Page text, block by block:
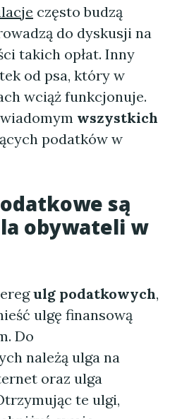
często budzą
do dyskusji na
takich opłat. Inny
od psa, który w
wciąż funkcjonuje.
wszystkich
podatków w
są
obywateli w
ulg podatkowych,
ulgę finansową
Do
należą ulga na
oraz ulga
te ulgi,